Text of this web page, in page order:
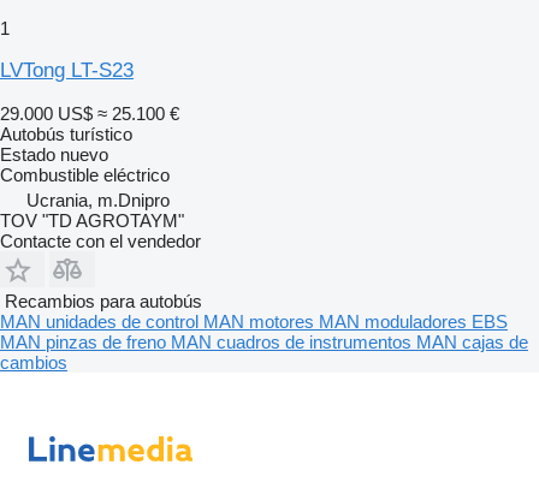
1
LVTong LT-S23
29.000 US$ ≈ 25.100 €
Autobús turístico
Estado nuevo
Combustible eléctrico
Ucrania, m.Dnipro
TOV "TD AGROTAYM"
Contacte con el vendedor
Recambios para autobús
MAN unidades de control MAN motores MAN moduladores EBS
MAN pinzas de freno MAN cuadros de instrumentos MAN cajas de
cambios